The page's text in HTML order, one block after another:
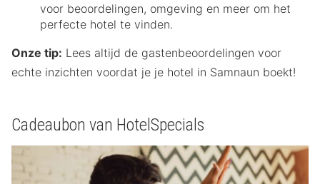
voor beoordelingen, omgeving en meer om het
perfecte hotel te vinden.
Onze tip: Lees altijd de gastenbeoordelingen voor
echte inzichten voordat je je hotel in Samnaun boekt!
Cadeaubon van HotelSpecials